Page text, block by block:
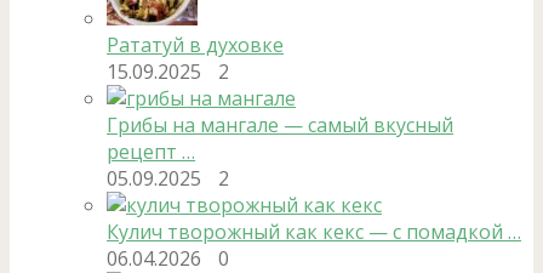
Рататуй в духовке
15.09.2025
2
Грибы на мангале — самый вкусный
рецепт …
05.09.2025
2
Кулич творожный как кекс — с помадкой …
06.04.2026
0